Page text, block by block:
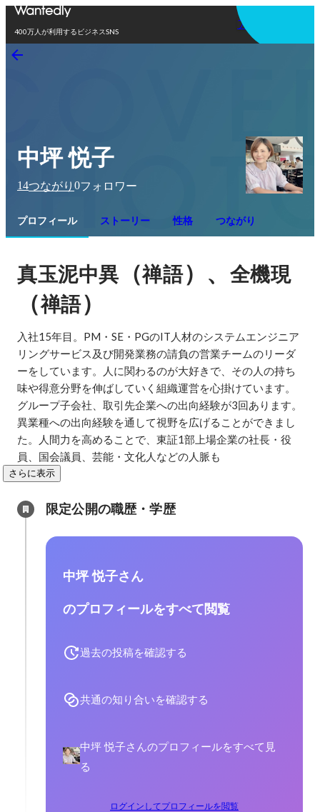
400万人が利用するビジネスSNS
アプリを使う
中坪 悦子
14つながり 0フォロワー
プロフィール ストーリー 性格 つながり
真玉泥中異 （禅語）、 全機現
（禅語）
入社15年目。PM・SE・PGのIT人材のシステムエンジニア
リングサービス及び開発業務の請負の営業チームのリーダ
ーをしています。人に関わるのが大好きで、その人の持ち
味や得意分野を伸ばしていく組織運営を心掛けています。
グループ子会社、取引先企業への出向経験が3回あります。
異業種への出向経験を通して視野を広げることができまし
た。人間力を高めることで、東証1部上場企業の社長・役
員、国会議員、芸能・文化人などの人脈も
さらに表示
限定公開の職歴・学歴
中坪 悦子さん
のプロフィールをすべて閲覧
過去の投稿を確認する
共通の知り合いを確認する
中坪 悦子さんのプロフィールをすべて見
る
ログインしてプロフィールを閲覧